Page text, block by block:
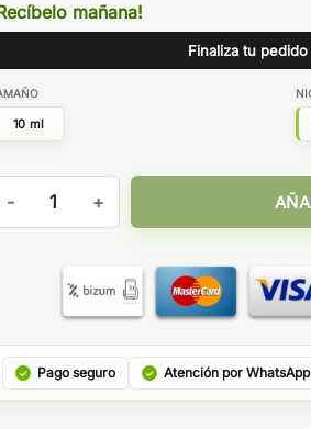
un
mañana!
Finaliza tu
10 ml
Pompeii 10ml - Platinum Tobaccos Nic
Pago seguro Atención por WhatsApp